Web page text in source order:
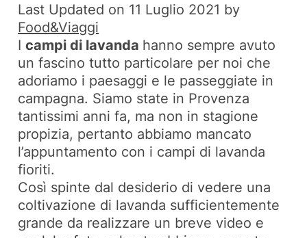
Last Updated on 11 Luglio 2021 by
Food&Viaggi
Icampi di lavanda hanno sempre avuto
un fascino tutto particolare per noi che
adoriamo i paesaggi e le passeggiate in
campagna. Siamo state in Provenza
tantissimi anni fa, ma non in stagione
propizia, pertanto abbiamo mancato
l’appuntamento con i campi di lavanda
fioriti.
Così spinte dal desiderio di vedere una
coltivazione di lavanda sufficientemente
grande da realizzare un breve video e